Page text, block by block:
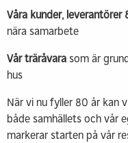
Våra kunder, leverantörer
nära samarbete
Vår träråvara som är
hus
När vi nu fyller 80 år kan
både samhällets och vår
markerar starten på vår